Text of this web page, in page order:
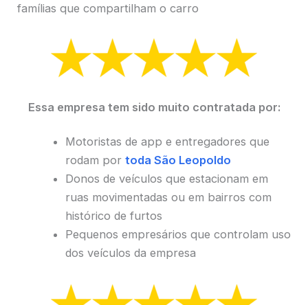
famílias que compartilham o carro
Essa empresa tem sido muito contratada por:
Motoristas de app e entregadores que
rodam por toda São Leopoldo
Donos de veículos que estacionam em
ruas movimentadas ou em bairros com
histórico de furtos
Pequenos empresários que controlam uso
dos veículos da empresa